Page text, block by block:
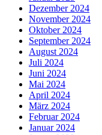
Dezember 2024
November 2024
Oktober 2024
September 2024
August 2024
Juli 2024
Juni 2024
Mai 2024
April 2024
März 2024
Februar 2024
Januar 2024